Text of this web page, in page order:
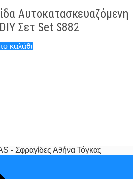
Αυτοκατασκευαζόμενη
Σετ Set S882
καλάθι
- Σφραγίδες Αθήνα Τόγκας